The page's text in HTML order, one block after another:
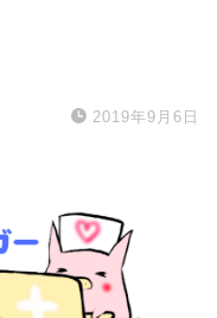
2019年9月6日